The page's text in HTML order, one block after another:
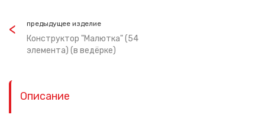
предыдущее изделие
Конструктор "Малютка" (54
элемента) (в ведёрке)
Описание